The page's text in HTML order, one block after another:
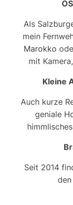
Als
mein
Marokko
mit
Kleine
Auch kurze
geniale
Seit 2014